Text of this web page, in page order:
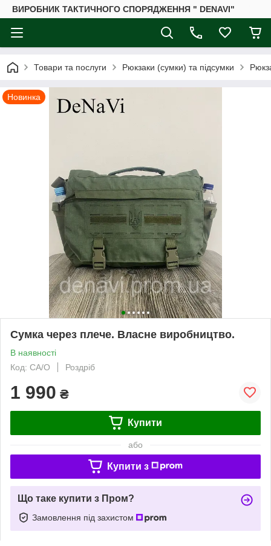
ВИРОБНИК ТАКТИЧНОГО СПОРЯДЖЕННЯ " DENAVI"
Товари та послуги Рюкзаки (сумки) та підсумки
Новинка
Сумка через плече. Власне виробництво.
В наявності
Код: СА/О
Роздріб
1 990 ₴
Купити
або
Купити з
Що таке купити з Пром?
Замовлення під захистом